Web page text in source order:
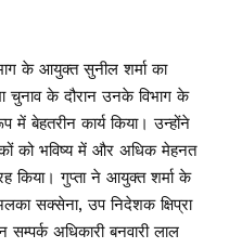
के आयुक्त सुनील शर्मा का
चुनाव के दौरान उनके विभाग के
में बेहतरीन कार्य किया। उन्होंने
को भविष्य में और अधिक मेहनत
किया। गुप्ता ने आयुक्त शर्मा के
सक्सेना, उप निदेशक क्षिप्रा
अधिकारी बनवारी लाल